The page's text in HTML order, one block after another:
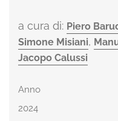
a cura di: Piero
Simone Misiani,
Jacopo Calussi
Anno
2024